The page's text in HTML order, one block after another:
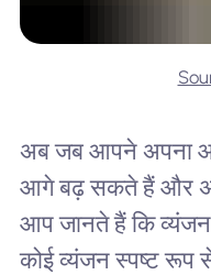
अब जब आपने अपना
आगे बढ़ सकते हैं और
आप जानते हैं कि व्यंजन
कोई व्यंजन स्पष्ट रूप